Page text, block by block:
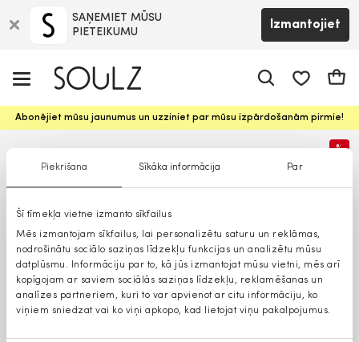
Piekrišana Sīkāka informācija Par
Šī tīmekļa vietne izmanto sīkfailus
Mēs izmantojam sīkfailus, lai personalizētu saturu un reklāmas,
nodrošinātu sociālo saziņas līdzekļu funkcijas un analizētu mūsu
datplūsmu. Informāciju par to, kā jūs izmantojat mūsu vietni, mēs arī
kopīgojam ar saviem sociālās saziņas līdzekļu, reklamēšanas un
analīzes partneriem, kuri to var apvienot ar citu informāciju, ko
viņiem sniedzat vai ko viņi apkopo, kad lietojat viņu pakalpojumus.
SAŅEMIET MŪSU
PIETEIKUMU
Izmantojiet
Abonējiet mūsu jaunumus un uzziniet par mūsu izpārdošanām pirmie!
%